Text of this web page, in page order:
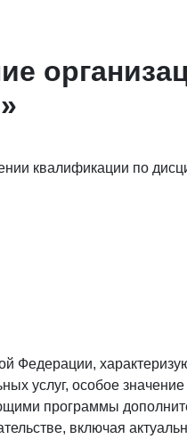
квалификации по
Федерации,
услуг, особое
программы
включая